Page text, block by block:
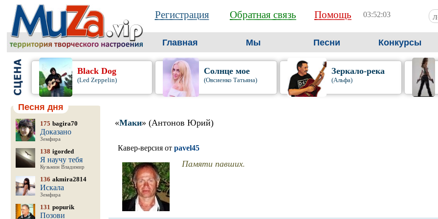
Регистрация Обратная связь Помощь 03:52:05
Главная Мы Песни Конкурсы
Black Dog
(Led Zeppelin)
Солнце мое
(Овсиенко Татьяна)
Зеркало-река
(Альфа)
Песня дня
175 bagira70
Доказано
Земфира
138 igorded
Я научу тебя
Кузьмин Владимир
136 akmira2814
Искала
Земфира
131 popurik
Позови
«Маки» (Антонов Юрий)
Кавер-версия от pavel45
Памяти павших.